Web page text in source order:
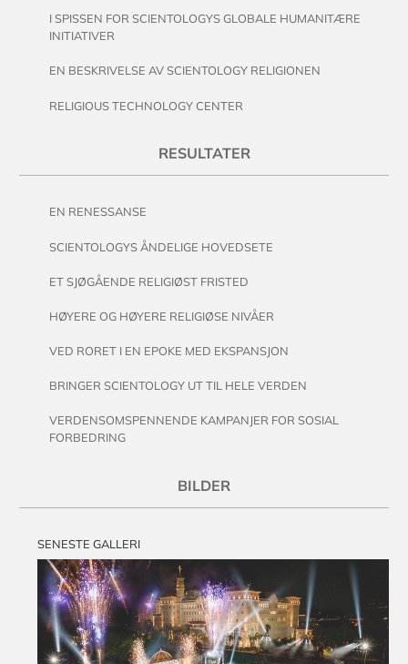
I SPISSEN FOR SCIENTOLOGYS GLOBALE HUMANITÆRE
INITIATIVER
EN BESKRIVELSE AV SCIENTOLOGY RELIGIONEN
RELIGIOUS TECHNOLOGY CENTER
RESULTATER
EN RENESSANSE
SCIENTOLOGYS ÅNDELIGE HOVEDSETE
ET SJØGÅENDE RELIGIØST FRISTED
HØYERE OG HØYERE RELIGIØSE NIVÅER
VED RORET I EN EPOKE MED EKSPANSJON
BRINGER SCIENTOLOGY UT TIL HELE VERDEN
VERDENSOMSPENNENDE KAMPANJER FOR SOSIAL
FORBEDRING
BILDER
SENESTE GALLERI